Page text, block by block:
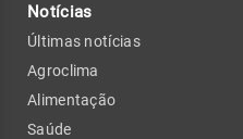
Notícias
Últimas notícias
Agroclima
Alimentação
Saúde